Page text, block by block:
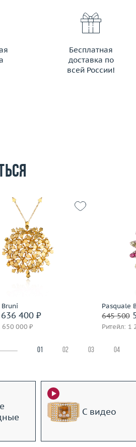
Бесплатная
доставка по
всей России!
400 ₽
650 000 ₽
золото 750 пробы
Подробнее
Pasquale
645 500
Ритейл: 1
Материал
01 02 03 04
С видео